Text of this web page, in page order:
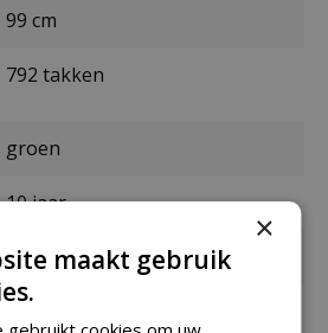
99 cm
792 takken
groen
10 jaar
PVC
×
maakt gebruik